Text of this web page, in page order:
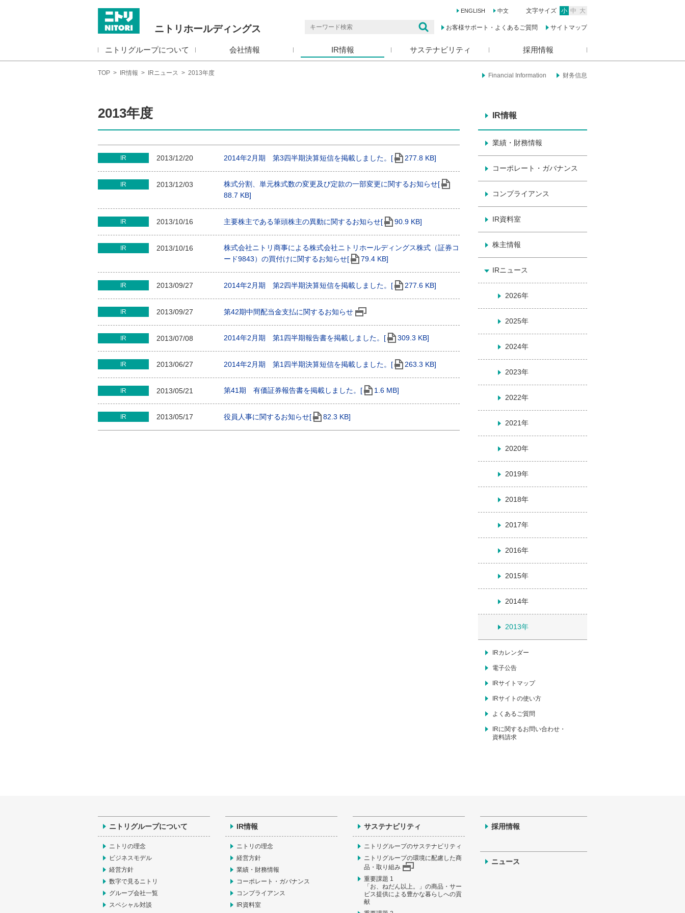
ニトリホールディングス
ニトリグループについて 会社情報 IR情報 サステナビリティ 採用情報
文字サイズ 小 中 大
お客様サポート・よくあるご質問 サイトマップ
ENGLISH 中文
Financial Information 财务信息
TOP > IR情報 > IRニュース > 2013年度
2013年度
IR 2013/12/20 2014年2月期 第3四半期決算短信を掲載しました。[ 277.8 KB]
IR 2013/12/03
株式分割、単元株式数の変更及び定款の一部変更に関するお知らせ[
88.7 KB]
IR 2013/10/16 主要株主である筆頭株主の異動に関するお知らせ[ 90.9 KB]
IR 2013/10/16
株式会社ニトリ商事による株式会社ニトリホールディングス株式（証券コ
ード9843）の買付けに関するお知らせ[
79.4 KB]
IR 2013/09/27 2014年2月期 第2四半期決算短信を掲載しました。[ 277.6 KB]
IR 2013/09/27 第42期中間配当金支払に関するお知らせ
IR 2013/07/08 2014年2月期 第1四半期報告書を掲載しました。[ 309.3 KB]
IR 2013/06/27 2014年2月期 第1四半期決算短信を掲載しました。[ 263.3 KB]
IR 2013/05/21 第41期 有価証券報告書を掲載しました。[ 1.6 MB]
IR 2013/05/17 役員人事に関するお知らせ[ 82.3 KB]
IR情報
業績・財務情報
コーポレート・ガバナンス
コンプライアンス
IR資料室
株主情報
IRニュース
2026年
2025年
2024年
2023年
2022年
2021年
2020年
2019年
2018年
2017年
2016年
2015年
2014年
2013年
IRカレンダー
電子公告
IRサイトマップ
IRサイトの使い方
よくあるご質問
IRに関するお問い合わせ・
資料請求
ニトリグループについて
ニトリの理念
ビジネスモデル
経営方針
数字で見るニトリ
グループ会社一覧
スペシャル対談
IR情報
ニトリの理念
経営方針
業績・財務情報
コーポレート・ガバナンス
コンプライアンス
IR資料室
サステナビリティ
ニトリグループのサステナビリティ
ニトリグループの環境に配慮した商
品・取り組み
重要課題 1
「お、ねだん以上。」の商品・サー
ビス提供による豊かな暮らしへの貢
献
採用情報
ニュース